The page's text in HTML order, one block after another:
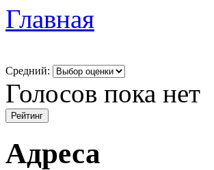
Главная
Средний:
Голосов пока нет
Адреса